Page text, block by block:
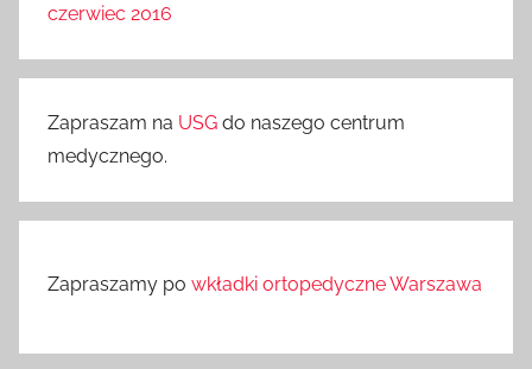
czerwiec 2016
Zapraszam na USG do naszego centrum
medycznego.
Zapraszamy po wkładki ortopedyczne Warszawa